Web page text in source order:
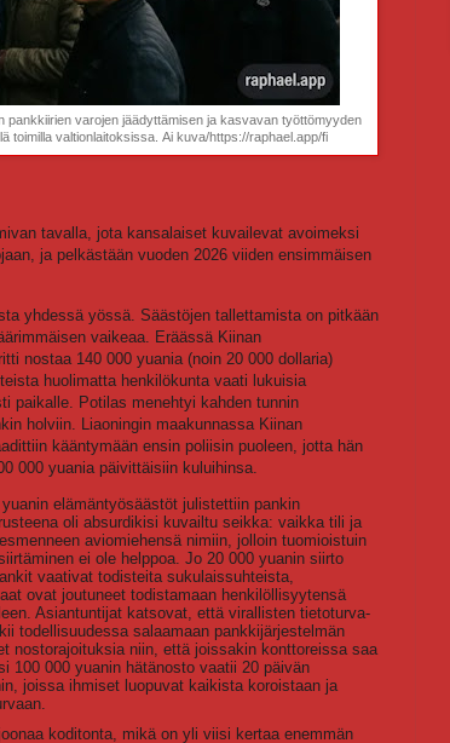
varojen jäädyttämisen ja kasvavan työttömyyden
toimilla valtionlaitoksissa. Ai kuva/https://raphael.app/fi
tavalla, jota kansalaiset kuvailevat avoimeksi
ja pelkästään vuoden 2026 viiden ensimmäisen
yhdessä yössä. Säästöjen tallettamista on pitkään
vaikeaa. Eräässä Kiinan
nostaa 140 000 yuania (noin 20 000 dollaria)
huolimatta henkilökunta vaati lukuisia
paikalle. Potilas menehtyi kahden tunnin
holviin. Liaoningin maakunnassa Kiinan
kääntymään ensin poliisin puoleen, jotta hän
000 yuania päivittäisiin kuluihinsa.
elämäntyösäästöt julistettiin pankin
oli absurdikisi kuvailtu seikka: vaikka tili ja
aviomiehensä nimiin, jolloin tuomioistuin
ei ole helppoa. Jo 20 000 yuanin siirto
vaativat todisteita sukulaissuhteista,
ovat joutuneet todistamaan henkilöllisyytensä
Asiantuntijat katsovat, että virallisten tietoturva-
todellisuudessa salaamaan pankkijärjestelmän
nostorajoituksia niin, että joissakin konttoreissa saa
100 000 yuanin hätänosto vaatii 20 päivän
joissa ihmiset luopuvat kaikista koroistaan ja
koditonta, mikä on yli viisi kertaa enemmän